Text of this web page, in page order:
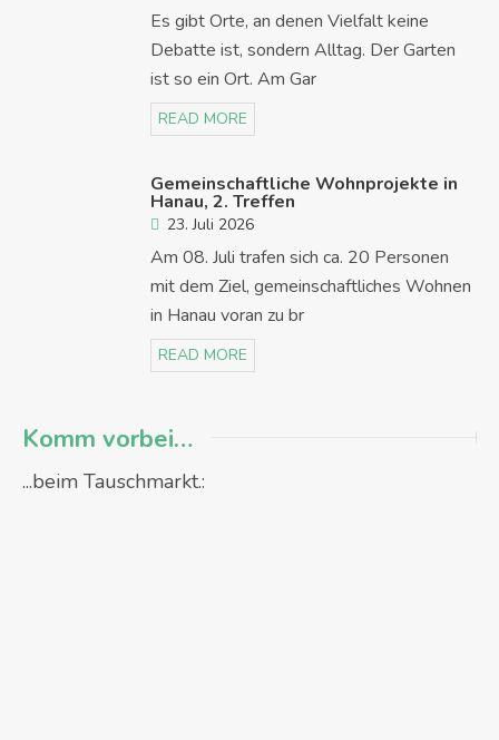
Es gibt Orte, an denen Vielfalt keine
Debatte ist, sondern Alltag. Der Garten
ist so ein Ort. Am Gar
READ MORE
Gemeinschaftliche Wohnprojekte in
Hanau, 2. Treffen
23. Juli 2026
Am 08. Juli trafen sich ca. 20 Personen
mit dem Ziel, gemeinschaftliches Wohnen
in Hanau voran zu br
READ MORE
Komm vorbei…
...beim Tauschmarkt.: